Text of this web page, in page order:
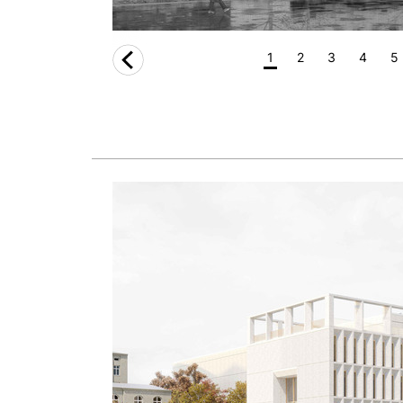
1 2 3 4 5